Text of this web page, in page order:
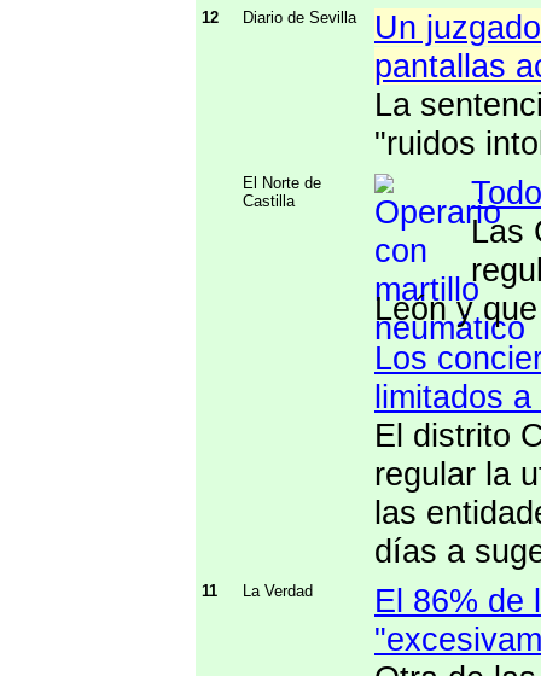
12 Diario de Sevilla
Un
pantallas
La
"ruidos
El Norte de
Castilla
Las
León y
Los
limitados
El distrito
regular la
las
días a
11 La Verdad
El 86% de